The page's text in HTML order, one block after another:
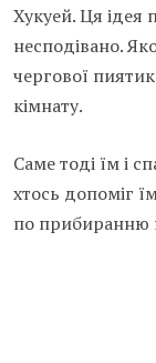
Хукуей. Ця ідея
несподівано.
чергової
кімнату.
Саме тоді їм і
хтось допоміг
по прибиранню